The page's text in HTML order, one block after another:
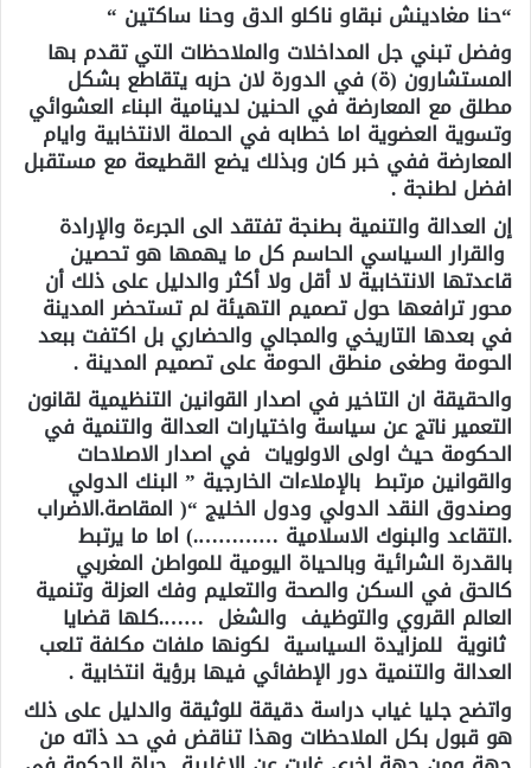
“حنا مغادينش نبقاو ناكلو الدق وحنا ساكتين “
وفضل تبني جل المداخلات والملاحظات التي تقدم بها
المستشارون (ة) في الدورة لان حزبه يتقاطع بشكل
مطلق مع المعارضة في الحنين لدينامية البناء العشوائي
وتسوية العضوية اما خطابه في الحملة الانتخابية وايام
المعارضة ففي خبر كان وبذلك يضع القطيعة مع مستقبل
افضل لطنجة .
إن العدالة والتنمية بطنجة تفتقد الى الجرءة والإرادة
والقرار السياسي الحاسم كل ما يهمها هو تحصين
قاعدتها الانتخابية لا أقل ولا أكثر والدليل على ذلك أن
محور ترافعها حول تصميم التهيئة لم تستحضر المدينة
في بعدها التاريخي والمجالي والحضاري بل اكتفت ببعد
الحومة وطغى منطق الحومة على تصميم المدينة .
والحقيقة ان التاخير في اصدار القوانين التنظيمية لقانون
التعمير ناتج عن سياسة واختيارات العدالة والتنمية في
الحكومة حيث اولى الاولويات في اصدار الاصلاحات
والقوانين مرتبط بالإملاءات الخارجية ” البنك الدولي
وصندوق النقد الدولي ودول الخليج “( المقاصة.الاضراب
.التقاعد والبنوك الاسلامية ………….) اما ما يرتبط
بالقدرة الشرائية وبالحياة اليومية للمواطن المغربي
كالحق في السكن والصحة والتعليم وفك العزلة وتنمية
العالم القروي والتوظيف والشغل …….كلها قضايا
ثانوية للمزايدة السياسية لكونها ملفات مكلفة تلعب
العدالة والتنمية دور الإطفائي فيها برؤية انتخابية .
واتضح جليا غياب دراسة دقيقة للوثيقة والدليل على ذلك
هو قبول بكل الملاحظات وهذا تناقض في حد ذاته من